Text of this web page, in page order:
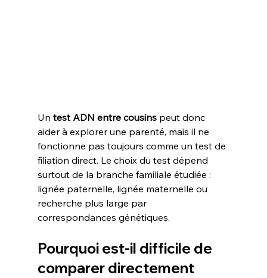
Un test ADN entre cousins peut donc
aider à explorer une parenté, mais il ne
fonctionne pas toujours comme un test de
filiation direct. Le choix du test dépend
surtout de la branche familiale étudiée :
lignée paternelle, lignée maternelle ou
recherche plus large par
correspondances génétiques.
Pourquoi est-il difficile de
comparer directement